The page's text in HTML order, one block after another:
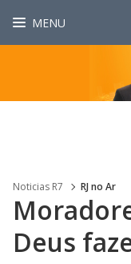
MENU
Noticias R7 RJ no Ar
Deus